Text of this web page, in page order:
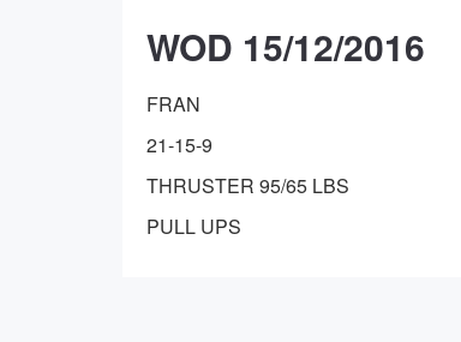
WOD 15/12/2016
FRAN
21-15-9
THRUSTER 95/65 LBS
PULL UPS